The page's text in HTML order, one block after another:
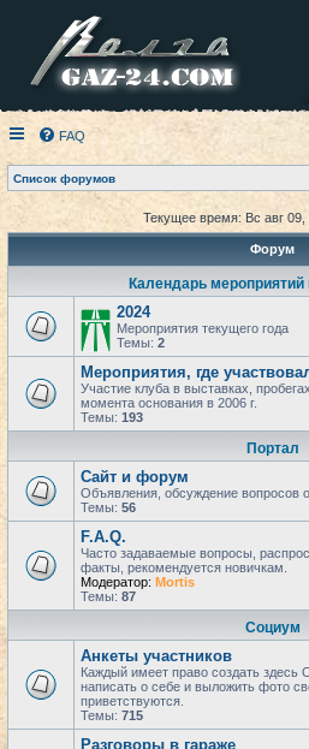
FAQ
Список форумов
Текущее время: Вс авг 09,
Форум
Календарь мероприятий
2024
Мероприятия текущего года
Темы: 2
Мероприятия, где
Участие клуба в выставках,
момента основания в 2006 г.
Темы: 193
Портал
Сайт и форум
Объявления, обсуждение вопросов
Темы: 56
F.A.Q.
Часто задаваемые вопросы,
факты, рекомендуется новичкам.
Модератор: Mortis
Темы: 87
Социум
Анкеты участников
Каждый имеет право создать
написать о себе и выложить фото
приветствуются.
Темы: 715
Разговоры в гараже